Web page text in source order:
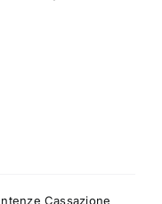
Cassazione